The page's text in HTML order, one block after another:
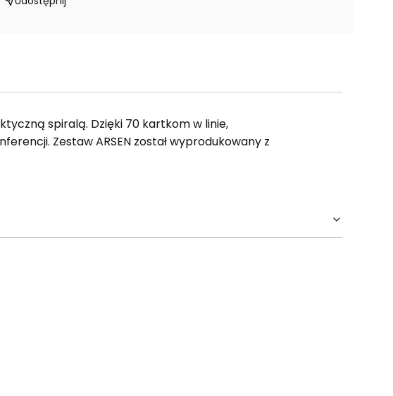
spiralą. Dzięki 70 kartkom w linie,
Zestaw ARSEN został wyprodukowany z